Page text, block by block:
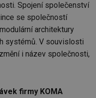
Spojení společenství
se společností
architektury
systémů. V souvislosti
i název společnosti,
firmy KOMA